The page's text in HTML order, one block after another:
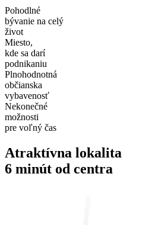
Pohodlné
bývanie na celý
život
Miesto,
kde sa darí
podnikaniu
Plnohodnotná
občianska
vybavenosť
Nekonečné
možnosti
pre voľný čas
Atraktívna lokalita
6 minút od centra